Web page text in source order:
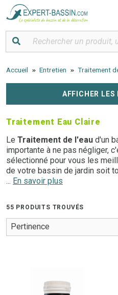
Accueil Entretien Traitement
AFFICHER LES
Traitement Eau Claire
Le Traitement de l'eau d'un
importante à ne pas négliger,
sélectionné pour vous les
de votre bassin de jardin soit
aquatique sont parfaits pour
l'eau de votre bassin
efficacement l'eau du bassin
Découvrez toute notre
nos experts au 03.27.89.21.52
... En savoir plus
55 PRODUITS TROUVÉS
Panneau de gestion des cookies